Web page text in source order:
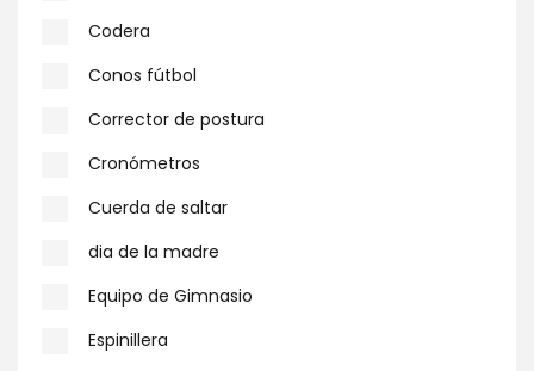
Codera
Conos fútbol
Corrector de postura
Cronómetros
Cuerda de saltar
dia de la madre
Equipo de Gimnasio
Espinillera